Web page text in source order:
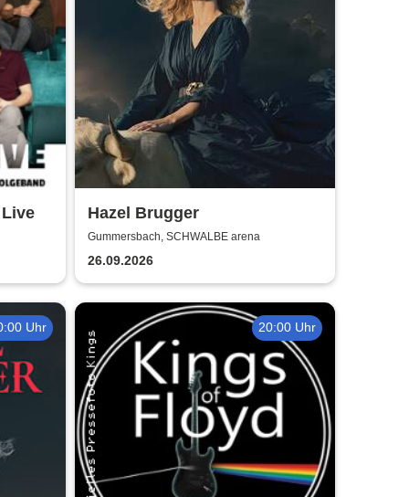
Hazel Brugger
Gummersbach, SCHWALBE arena
26.09.2026
Uhr 20:00 Uhr